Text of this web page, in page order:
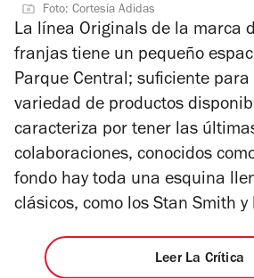
de
5
estrellas
Foto: Cortesía Adidas
La línea Originals de la marca
franjas tiene un pequeño
Parque Central; suficiente
variedad de productos
caracteriza por tener las
colaboraciones, conocidos
fondo hay toda una esquina
clásicos, como los Stan Smith y
Leer La Crítica